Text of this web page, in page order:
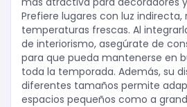
Prefiere lugares con luz
temperaturas frescas. Al
de interiorismo, asegúrate de
para que pueda mantenerse en
toda la temporada. Además, su
diferentes tamaños permite
espacios pequeños como a